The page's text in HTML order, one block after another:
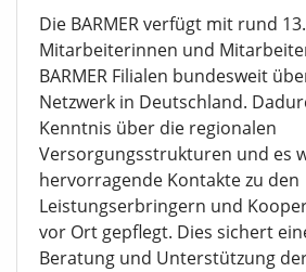
Die BARMER verfügt mit rund
Mitarbeiterinnen und
BARMER Filialen bundesweit
Netzwerk in Deutschland.
Kenntnis über die regionalen
Versorgungsstrukturen und es
hervorragende Kontakte zu den
Leistungserbringern und
vor Ort gepflegt. Dies sichert
Beratung und Unterstützung